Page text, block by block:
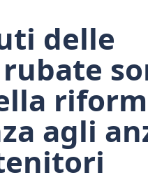
delle
agli